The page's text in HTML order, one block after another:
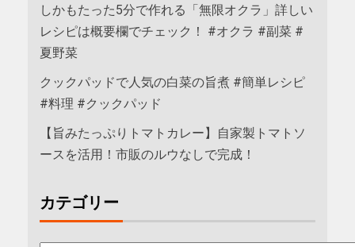
しかもたった5分で作れる「無限オクラ」詳しい
レシピは概要欄でチェック！ #オクラ #副菜 #
夏野菜
クックパッドで人気の白菜の旨煮 #簡単レシピ
#料理 #クックパッド
【旨みたっぷりトマトカレー】自家製トマトソ
ースを活用！市販のルウなしで完成！
カテゴリー